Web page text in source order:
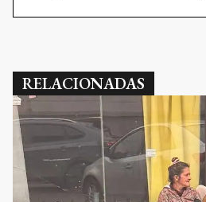
RELACIONADAS